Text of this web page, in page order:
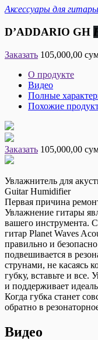
Аксессуары для гитары
D’ADDARIO GH
Заказать 105,000,00
О продукте
Видео
Полные
Похожие
Заказать 105,000,00
Увлажнитель для
Guitar Humidifier
Первая причина
Увлажнение гитары
вашего инструмента.
гитар Planet Waves
правильно и
подвешивается в
струнами, не касаясь
губку, вставьте и все.
и поддерживает
Когда губка станет
обратно в
Видео